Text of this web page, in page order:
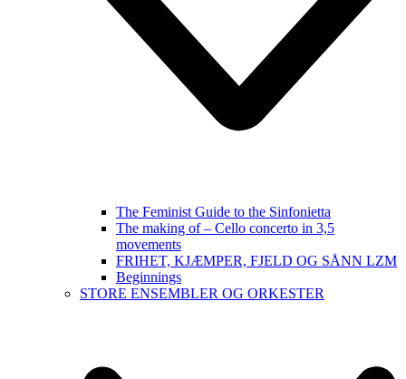
The Feminist Guide to the Sinfonietta
The making of – Cello concerto in 3,5
movements
FRIHET, KJÆMPER, FJELD OG SÅNN LZM
Beginnings
STORE ENSEMBLER OG ORKESTER